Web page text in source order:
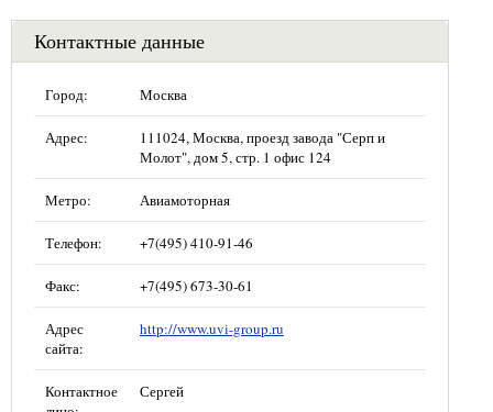
Контактные данные
Город: Москва
Адрес:
111024, Москва, проезд завода "Серп и
Молот", дом 5, стр. 1 офис 124
Метро: Авиамоторная
Телефон: +7(495) 410-91-46
Факс: +7(495) 673-30-61
Адрес
сайта:
http://www.uvi-group.ru
Контактное
Сергей